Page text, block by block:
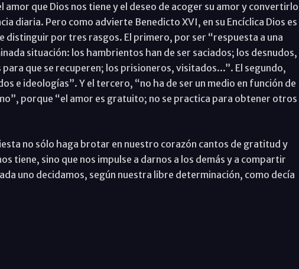
que Dios nos tiene y el deseo de acoger su amor y convertirlo
diaria. Pero como advierte Benedicto XVI, en su Encíclica Dios es
distinguir por tres rasgos. El primero, por ser “respuesta a una
situación: los hambrientos han de ser saciados; los desnudos,
que se recuperen; los prisioneros, visitados...”. El segundo,
e ideologías”. Y el tercero, “no ha de ser un medio en función de
porque “el amor es gratuito; no se practica para obtener otros
no sólo haga brotar en nuestro corazón cantos de gratitud y
tiene, sino que nos impulse a darnos a los demás y a compartir
uno decidamos, según nuestra libre determinación, como decía